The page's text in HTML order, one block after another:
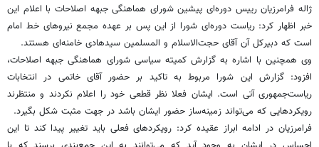
ژاله فرامرزیان رییس دوره‌ای پیشین شورای هماهنگی جبهه اصلاحات با اعلام این
خبر اظهار کرد: ریاست دوره‌ای شورا از این پس بر عهده مجمع نیروهای خط امام
است که دبیرکل آن آقای حجت‌الاسلام و المسلمین سیدهادی خامنه‌ای هستند.
وی همچنین با اشاره به گزارش کمیته سیاسی شورای هماهنگی جبهه اصلاحات،
افزود: گزارش این شورا مربوط به تاکید بر حضور آقای خاتمی در انتخابات
ریاست‌جمهوری آتی است. ایشان فعلا نظر قطعی خود را اعلام نکردند و منتظرند
رویکردهایی که می‌تواند زمینه‌ساز حضور ایشان باشد در جهت مثبت شکل بگیرد.
فرامرزیان در ادامه ابراز عقیده کرد: رویکردهای فعلی باید تغییر پیدا کند تا این